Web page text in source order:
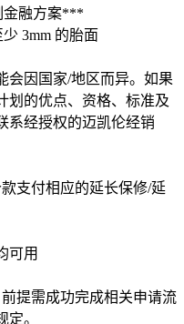
金融方案***
3mm 的胎面
会因国家/地区而异。如果
划的优点、资格、标准及
系经授权的迈凯伦经销
支付相应的延长保修/延
可用
提需成功完成相关申请流
。